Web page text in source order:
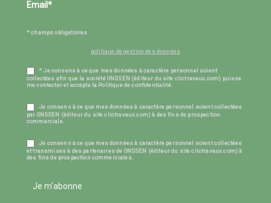
* champs obligatoires
politique de gestion des données
* Je consens à ce que mes données à caractère personnel soient
collectées afin que la société ONSSEN (éditeur du site clictravaux.com) puisse
me contacter et accepte la Politique de confidentialité.
Je consens à ce que mes données à caractère personnel soient collectées
par ONSSEN (éditeur du site clictravaux.com) à des fins de prospection
commerciale.
Je consens à ce que mes données à caractère personnel soient collectées
et transmises à des partenaires de ONSSEN (éditeur du site clictravaux.com) à
des fins de prospection commerciales.
Je m'abonne